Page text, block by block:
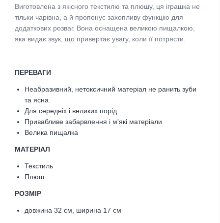
Виготовлена з якісного текстилю та плюшу, ця іграшка не
тільки чарівна, а й пропонує захопливу функцію для
додаткових розваг. Вона оснащена великою пищалкою,
яка видає звук, що привертає увагу, коли її потрясти.
ПЕРЕВАГИ
Неабразивний, нетоксичний матеріал не ранить зуби
та ясна.
Для середніх і великих порід
Привабливе забарвлення і м'які матеріали
Велика пищалка
МАТЕРІАЛ
Текстиль
Плюш
РОЗМІР
довжина 32 см, ширина 17 см